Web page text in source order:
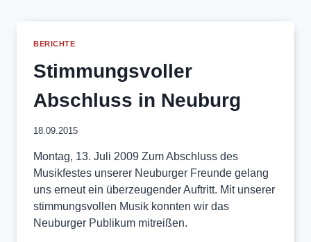
BERICHTE
Stimmungsvoller
Abschluss in Neuburg
18.09.2015
Montag, 13. Juli 2009 Zum Abschluss des
Musikfestes unserer Neuburger Freunde gelang
uns erneut ein überzeugender Auftritt. Mit unserer
stimmungsvollen Musik konnten wir das
Neuburger Publikum mitreißen.